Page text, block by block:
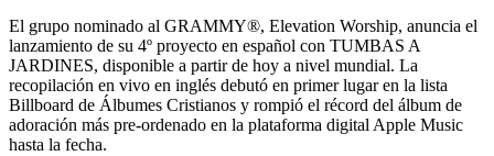
El grupo nominado al GRAMMY®, Elevation Worship, anuncia el
lanzamiento de su 4º proyecto en español con TUMBAS A
JARDINES, disponible a partir de hoy a nivel mundial. La
recopilación en vivo en inglés debutó en primer lugar en la lista
Billboard de Álbumes Cristianos y rompió el récord del álbum de
adoración más pre-ordenado en la plataforma digital Apple Music
hasta la fecha.